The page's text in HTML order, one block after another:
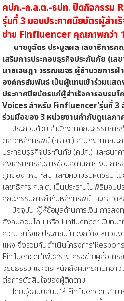
คปภ.-ก.ล.ต.-ธปท. ปิดกิจกรรม
รุ่นที่ 3 มอบประกาศนียบัตรผู้สำเ
ข่าย Finfluencer คุณภาพกว่า
นายชูฉัตร ประมูลผล เลขาธิการค
เสริมการประกอบธุรกิจประกันภัย (เ
นายเจษฎา วรรณเขจร ผู้อำนวยการฝ่
องค์กรสัมพันธ์ เป็นผู้แทนเข้าร่วมแส
ประกาศนียบัตรแก่ผู้สำเร็จการอบรม
Voices สำหรับ Finfluencer'รุ่นที่ 3
ร่วมมือของ 3 หน่วยงานกำกับดูแลภา
ประกอบด้วย สำนักงานคณะกรรมการ
ตลาดหลักทรัพย์ (ก.ล.ต.) สำนักงานคณะก
ประกอบธุรกิจประกันภัย (คปภ.) และธนา
ส่งเสริมการสื่อสารข้อมูลด้านการเงิน กา
ถูกต้อง เหมาะสม และมีความรับผิดชอบ
เลขาธิการ ก.ล.ต. เป็นประธานในพิธีมอ
คณะกรรมการกำกับหลักทรัพย์และตลาด
ปัจจุบัน ผู้ให้ข้อมูลด้านการเงิน การลง
สังคมออนไลน์ หรือ Finfluencer มีบทบา
ความเข้าใจแก่ประชาชนในวงกว้าง หน่ว
แห่ง จึงร่วมกันดำเนินโครงการ
Finfluencer'เพื่อสร้างเครือข่ายผู้สื่อสา
จริยธรรม และตระหนักถึงผลกระทบที่อา
ต่อการตัดสินใจของผู้ติดตาม
โดยมุ่งสนับสนุนให้ Finfluencer สามา